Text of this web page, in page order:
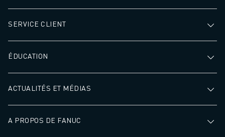
SERVICE CLIENT
ÉDUCATION
ACTUALITÉS ET MÉDIAS
A PROPOS DE FANUC